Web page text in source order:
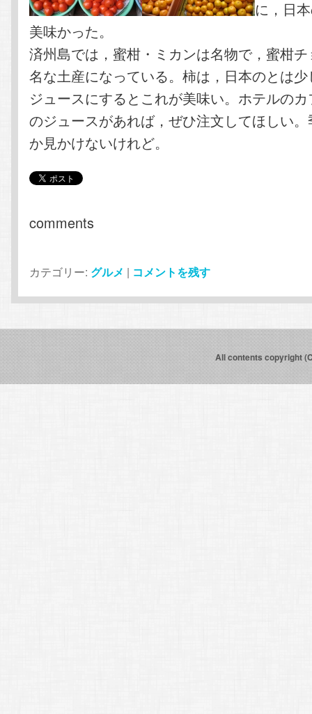
に，日
美味かった。
済州島では，蜜柑・ミカンは名物で，蜜柑
名な土産になっている。柿は，日本のとは
ジュースにするとこれが美味い。ホテルの
のジュースがあれば，ぜひ注文してほしい
か見かけないけれど。
comments
カテゴリー: グルメ | コメントを残す
All contents copyright